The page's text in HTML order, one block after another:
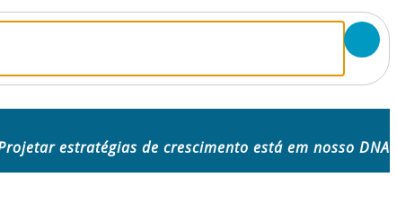
estratégias de crescimento está em nosso DNA